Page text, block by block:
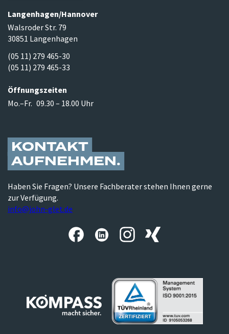
Langenhagen/​Hannover
Walsroder Str. 79
30851 Langenhagen
(05 11) 279 465-30
(05 11) 279 465-33
Öffnungszeiten
Mo.–Fr. 09.30 – 18.00 Uhr
KONTAKT
AUFNEHMEN
Haben Sie Fragen? Unsere Fachberater stehen Ihnen gerne
zur Verfügung.
info@john-glet.de